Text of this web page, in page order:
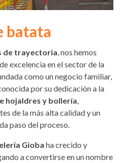
batata
de trayectoria , nos hemos
excelencia en el sector de la
como un negocio familiar,
por su dedicación a la
hojaldres y bollería
de la más alta calidad y un
paso del proceso.
Gioba ha crecido y
a convertirse en un nombre